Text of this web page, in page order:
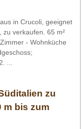
in Crucoli, geeignet
zu verkaufen. 65 m²
- Wohnküche
...
zu
m bis zum